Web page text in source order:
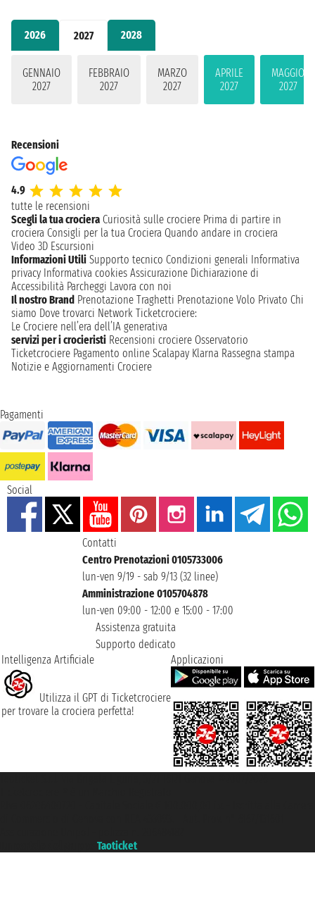
2026 2027 2028
GENNAIO
2027
FEBBRAIO
2027
MARZO
2027
APRILE
2027
MAGGIO
2027
Recensioni
4.9
tutte le recensioni
Scegli la tua crociera Curiosità sulle crociere Prima di partire in
crociera Consigli per la tua Crociera Quando andare in crociera
Video 3D Escursioni
Informazioni Utili Supporto tecnico Condizioni generali Informativa
privacy Informativa cookies Assicurazione Dichiarazione di
Accessibilità Parcheggi Lavora con noi
Il nostro Brand Prenotazione Traghetti Prenotazione Volo Privato Chi
siamo Dove trovarci Network Ticketcrociere:
Le Crociere nell’era dell’IA generativa
servizi per i crocieristi Recensioni crociere Osservatorio
Ticketcrociere Pagamento online Scalapay Klarna Rassegna stampa
Notizie e Aggiornamenti Crociere
Pagamenti
Social
Contatti
Centro Prenotazioni 0105733006
lun-ven 9/19 - sab 9/13 (32 linee)
Amministrazione 0105704878
lun-ven 09:00 - 12:00 e 15:00 - 17:00
Assistenza gratuita
Supporto dedicato
Intelligenza Artificiale
Utilizza il GPT di Ticketcrociere
per trovare la crociera perfetta!
Applicazioni
Taoticket